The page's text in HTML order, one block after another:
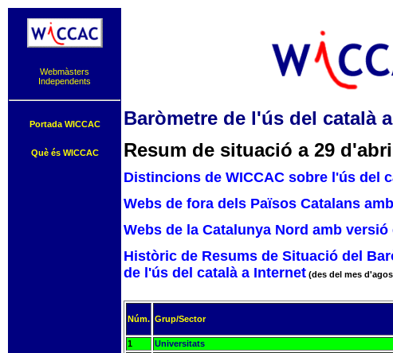
Webmàsters
Independents
Portada WICCAC
Què és WICCAC
Baròmetre de l'ús del català
Resum de situació a 29
Distincions de WICCAC sobre l'ús del
Webs de fora dels Països Catalans
Webs de la Catalunya Nord amb versió
Històric de Resums de Situació del
de l'ús del català a Internet (des del mes
Núm. Grup/Sector
1 Universitats